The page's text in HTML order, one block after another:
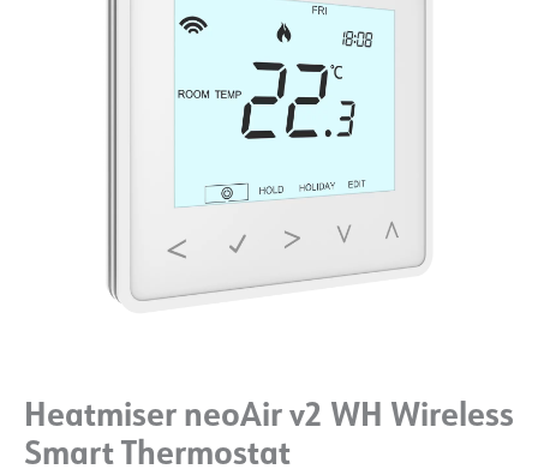
Heatmiser neoAir v2 WH Wireless
Smart Thermostat